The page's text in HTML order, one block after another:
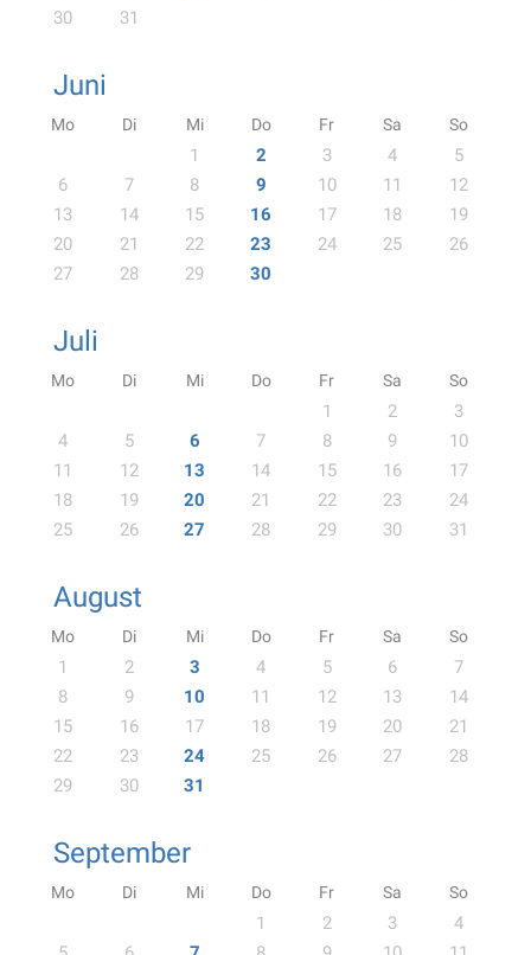
30
31
Juni
Mo Di Mi Do Fr Sa So
1 2 3 4
5
6
7 8 9 10 11
12
13
14 15 16 17 18
19
20
21 22 23 24 25
26
27
28 29 30
Juli
Mo Di Mi Do Fr Sa So
1 2
3
4
5 6 7 8 9
10
11
12 13 14 15 16
17
18
19 20 21 22 23
24
25
26 27 28 29 30 31
August
Mo Di Mi Do Fr Sa So
1 2 3 4 5 6
7
8
9 10 11 12 13
14
15
16 17 18 19 20
21
22
23 24 25 26 27
28
29
30 31
September
Mo Di Mi Do Fr Sa So
1 2 3
4